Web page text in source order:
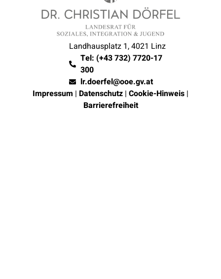
Landhausplatz 1, 4021 Linz
Tel: (+43 732) 7720-17
300
lr.doerfel@ooe.gv.at
Impressum | Datenschutz | Cookie-Hinweis |
Barrierefreiheit